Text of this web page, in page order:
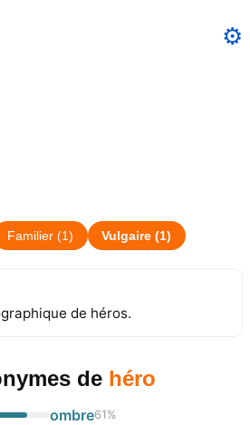
⚙️
Familier (1 ) Vulgaire (1)
de héros.
de héro
ombre61 %